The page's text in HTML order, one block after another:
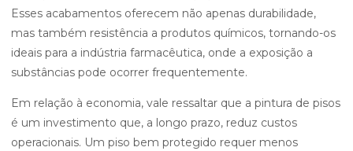
Esses acabamentos oferecem não apenas durabilidade,
mas também resistência a produtos químicos, tornando-os
ideais para a indústria farmacêutica, onde a exposição a
substâncias pode ocorrer frequentemente.
Em relação à economia, vale ressaltar que a pintura de pisos
é um investimento que, a longo prazo, reduz custos
operacionais. Um piso bem protegido requer menos